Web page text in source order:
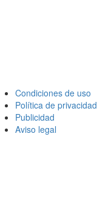
Condiciones de uso
Política de privacidad
Publicidad
Aviso legal